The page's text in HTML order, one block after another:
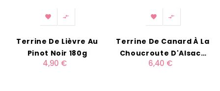
 
Terrine De Lièvre Au
Pinot Noir 180g
4,90 €
 
Terrine De Canard À La
Choucroute D'Alsace
180g
6,40 €